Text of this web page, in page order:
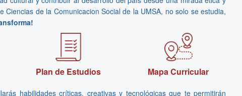
Ciencias de la Comunicacion Social de la UMSA, no solo se estudia,
Plan de Estudios Mapa Curricular
habilidades críticas, creativas y tecnológicas que te permitirán